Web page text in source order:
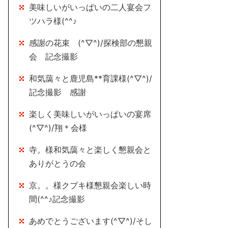
美味しいがいっぱいの二人宴会フ
ツハラ様(^^♪
感謝の花束 (^▽^)/探検部の懇親
会 記念撮影
和気藹々と鹿児島**育課様(^▽^)/
記念撮影 感謝
楽しく美味しいがいっぱいの宴席
(^▽^)/翔＊会様
寺。様和気藹々と楽しく懇親会と
ありがとうの会
京。。様クブキ様懇親会楽しい時
間(^^♪記念撮影
あめでとうございます(^▽^)/そし